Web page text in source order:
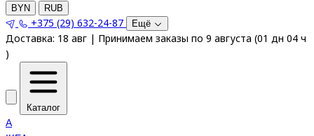
BYN RUB
+375 (29) 632-24-87 Ещё
Доставка: 18 авг | Принимаем заказы по 9 августа (01 дн 04 ч
)
Каталог
A